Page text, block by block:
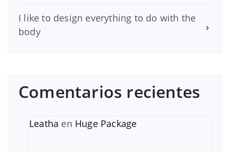
I like to design everything to do with the
body
Comentarios recientes
Leatha en Huge Package